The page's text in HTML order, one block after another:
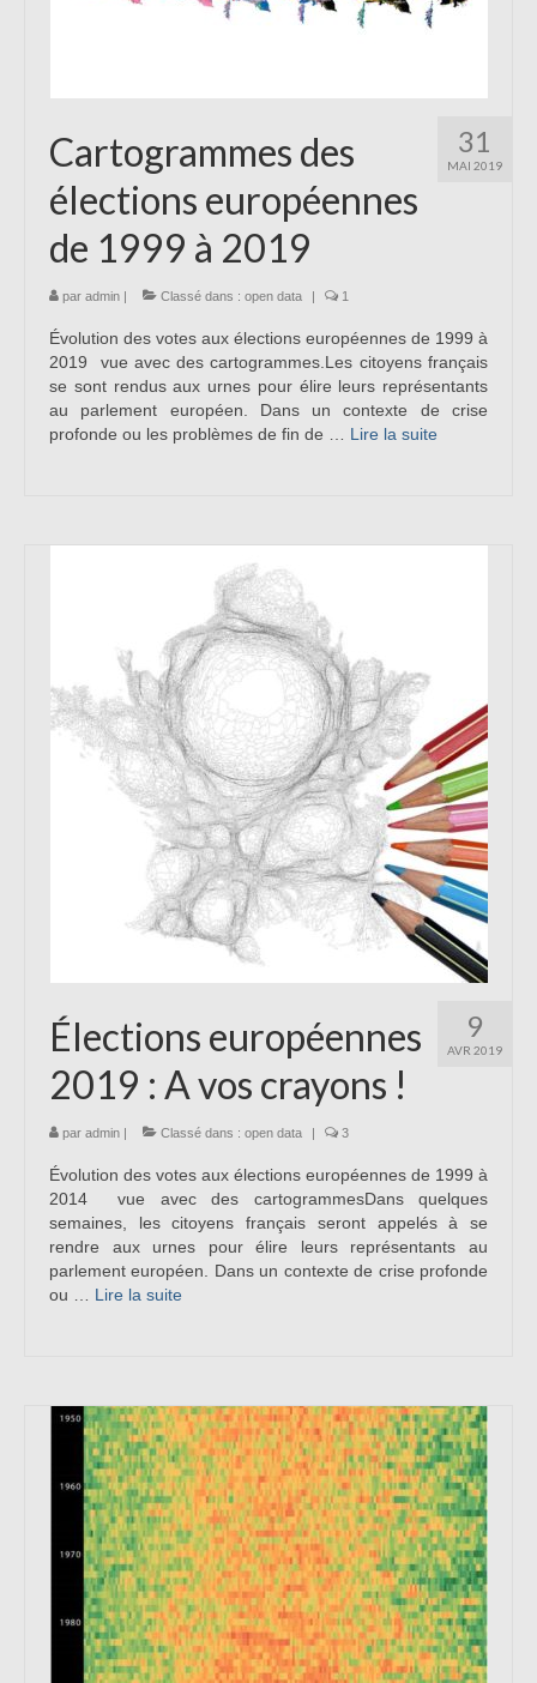
31
MAI 2019
Cartogrammes des
élections européennes
de 1999 à 2019
par admin Classé dans : open data 1
Évolution des votes aux élections européennes de 1999 à
2019 vue avec des cartogrammes.Les citoyens français
se sont rendus aux urnes pour élire leurs représentants
au parlement européen. Dans un contexte de crise
profonde ou les problèmes de fin de … Lire la suite­­
9
AVR 2019
Élections européennes
2019 : A vos crayons !
par admin Classé dans : open data 3
Évolution des votes aux élections européennes de 1999 à
2014 vue avec des cartogrammesDans quelques
semaines, les citoyens français seront appelés à se
rendre aux urnes pour élire leurs représentants au
parlement européen. Dans un contexte de crise profonde
ou … Lire la suite­­